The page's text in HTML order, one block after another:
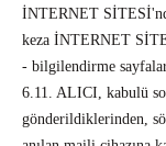
İNTERNET
keza İNTERNET
- bilgilendirme
6.11. ALICI, kabulü
gönderildiklerinden,